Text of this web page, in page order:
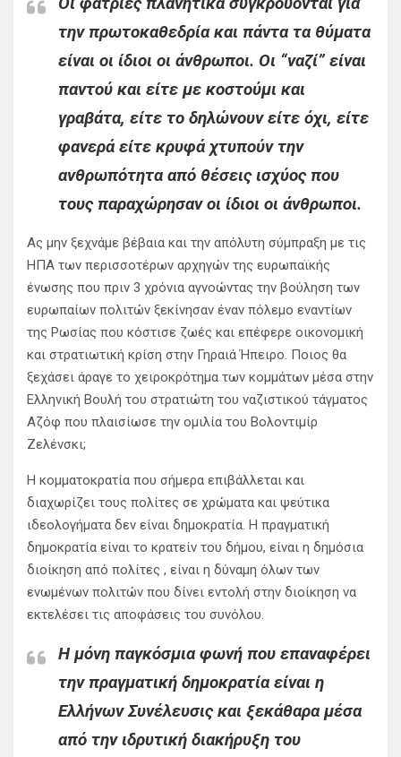
την πρωτοκαθεδρία και πάντα τα θύματα
είναι οι ίδιοι οι άνθρωποι. Οι “ναζί” είναι
παντού και είτε με κοστούμι και
γραβάτα, είτε το δηλώνουν είτε όχι, είτε
φανερά είτε κρυφά χτυπούν την
ανθρωπότητα από θέσεις ισχύος που
τους παραχώρησαν οι ίδιοι οι άνθρωποι.
Ας μην ξεχνάμε βέβαια και την απόλυτη σύμπραξη με τις
ΗΠΑ των περισσοτέρων αρχηγών της ευρωπαϊκής
ένωσης που πριν 3 χρόνια αγνοώντας την βούληση των
ευρωπαίων πολιτών ξεκίνησαν έναν πόλεμο εναντίων
της Ρωσίας που κόστισε ζωές και επέφερε οικονομική
και στρατιωτική κρίση στην Γηραιά Ήπειρο. Ποιος θα
ξεχάσει άραγε το χειροκρότημα των κομμάτων μέσα στην
Ελληνική Βουλή του στρατιώτη του ναζιστικού τάγματος
Αζόφ που πλαισίωσε την ομιλία του Βολοντιμίρ
Ζελένσκι;
Η κομματοκρατία που σήμερα επιβάλλεται και
διαχωρίζει τους πολίτες σε χρώματα και ψεύτικα
ιδεολογήματα δεν είναι δημοκρατία. Η πραγματική
δημοκρατία είναι το κρατείν του δήμου, είναι η δημόσια
διοίκηση από πολίτες , είναι η δύναμη όλων των
ενωμένων πολιτών που δίνει εντολή στην διοίκηση να
εκτελέσει τις αποφάσεις του συνόλου.
Η μόνη παγκόσμια φωνή που επαναφέρει
την πραγματική δημοκρατία είναι η
Ελλήνων Συνέλευσις και ξεκάθαρα μέσα
από την ιδρυτική διακήρυξη του